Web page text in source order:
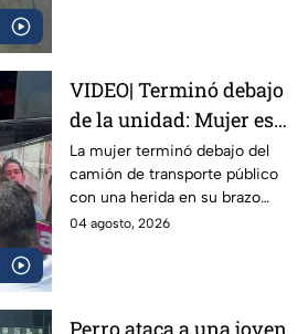
VIDEO| Terminó debajo
de la unidad: Mujer es
atropellada por camión
de transporte público
en la México-Tacuba;
logra sobrevivir
La mujer terminó debajo del
camión de transporte público
con una herida en su brazo
izquierdo, por lo que fue
04 agosto, 2026
Perro ataca a una joven